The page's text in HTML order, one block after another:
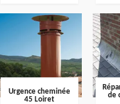
Urgence cheminée
45 Loiret
de